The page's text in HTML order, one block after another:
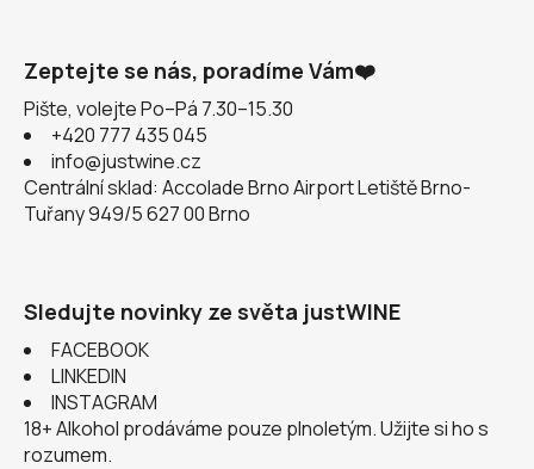
Zeptejte se nás, poradíme Vám❤️
Pište, volejte Po–Pá 7.30–15.30
+420 777 435 045
info@justwine.cz
Centrální sklad: Accolade Brno Airport Letiště Brno-
Tuřany 949/5 627 00 Brno
Sledujte novinky ze světa justWINE
FACEBOOK
LINKEDIN
INSTAGRAM
18+ Alkohol prodáváme pouze plnoletým. Užijte si ho s
rozumem.